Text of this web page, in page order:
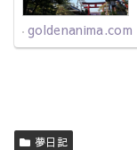
goldenanima.com
夢日記